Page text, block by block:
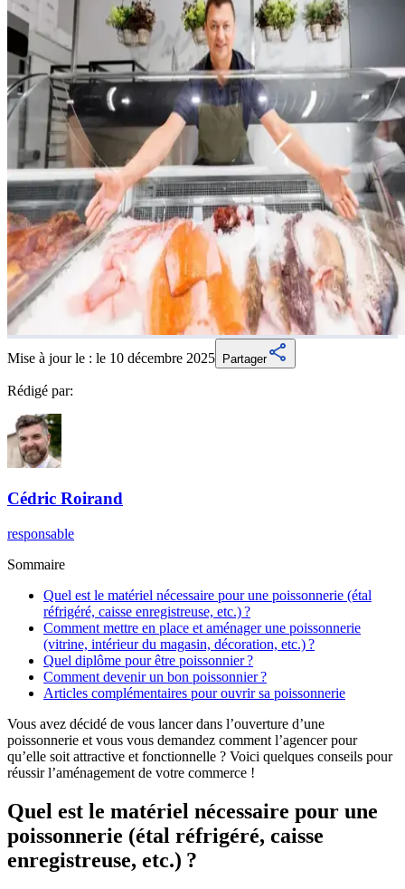
Mise à jour le : le 10 décembre 2025 Partager
Rédigé par:
Cédric Roirand
responsable
Sommaire
Quel est le matériel nécessaire pour une poissonnerie (étal
réfrigéré, caisse enregistreuse, etc.) ?
Comment mettre en place et aménager une poissonnerie
(vitrine, intérieur du magasin, décoration, etc.) ?
Quel diplôme pour être poissonnier ?
Comment devenir un bon poissonnier ?
Articles complémentaires pour ouvrir sa poissonnerie
Vous avez décidé de vous lancer dans l’ouverture d’une
poissonnerie et vous vous demandez comment l’agencer pour
qu’elle soit attractive et fonctionnelle ? Voici quelques conseils pour
réussir l’aménagement de votre commerce !
Quel est le matériel nécessaire pour une
poissonnerie (étal réfrigéré, caisse
enregistreuse, etc.) ?